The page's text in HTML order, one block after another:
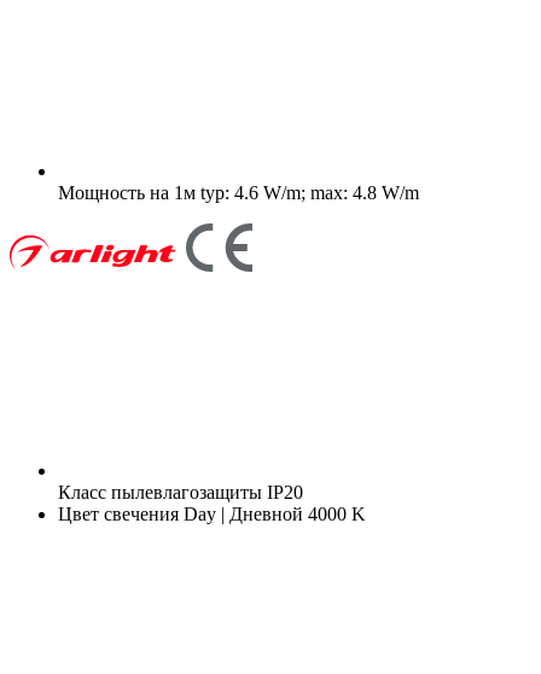
Мощность на 1м typ: 4.6 W/m; max: 4.8 W/m
Класс пылевлагозащиты IP20
Цвет свечения Day | Дневной 4000 K